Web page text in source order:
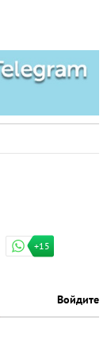
+15
Войдите